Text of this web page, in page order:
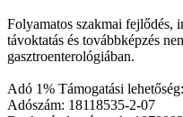
Folyamatos szakmai fejlődés,
távoktatás és továbbképzés
gasztroenterológiában.
Adó 1% Támogatási lehetőség:
Adószám: 18118535-2-07